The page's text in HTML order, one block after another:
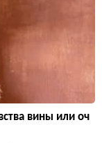
вины или оч